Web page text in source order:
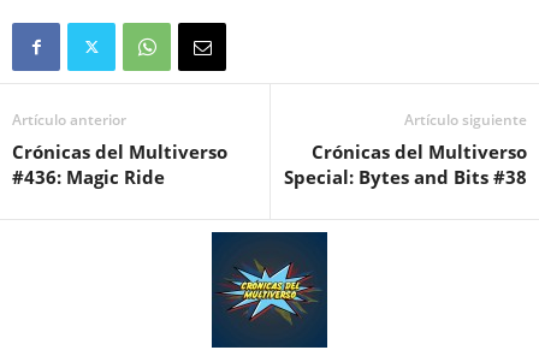
Artículo anterior
Crónicas del Multiverso
#436: Magic Ride
Artículo siguiente
Crónicas del Multiverso
Special: Bytes and Bits #38